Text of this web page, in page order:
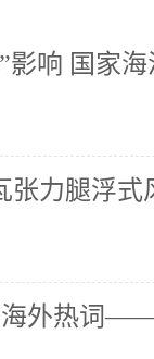
影响 国家
张力腿浮
海外热词